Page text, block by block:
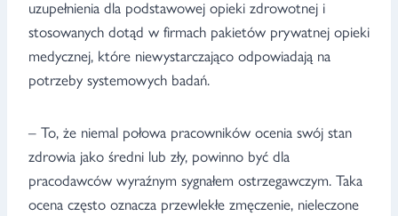
uzupełnienia dla podstawowej opieki zdrowotnej i
stosowanych dotąd w firmach pakietów prywatnej opieki
medycznej, które niewystarczająco odpowiadają na
potrzeby systemowych badań.
– To, że niemal połowa pracowników ocenia swój stan
zdrowia jako średni lub zły, powinno być dla
pracodawców wyraźnym sygnałem ostrzegawczym. Taka
ocena często oznacza przewlekłe zmęczenie, nieleczone